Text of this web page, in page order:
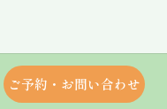
ご予約・お問い合わせ